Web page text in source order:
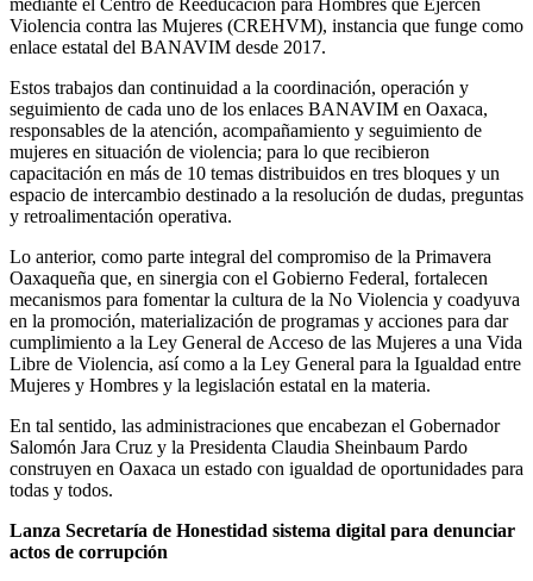
mediante el Centro de Reeducación para Hombres que Ejercen
Violencia contra las Mujeres (CREHVM), instancia que funge como
enlace estatal del BANAVIM desde 2017.
Estos trabajos dan continuidad a la coordinación, operación y
seguimiento de cada uno de los enlaces BANAVIM en Oaxaca,
responsables de la atención, acompañamiento y seguimiento de
mujeres en situación de violencia; para lo que recibieron
capacitación en más de 10 temas distribuidos en tres bloques y un
espacio de intercambio destinado a la resolución de dudas, preguntas
y retroalimentación operativa.
Lo anterior, como parte integral del compromiso de la Primavera
Oaxaqueña que, en sinergia con el Gobierno Federal, fortalecen
mecanismos para fomentar la cultura de la No Violencia y coadyuva
en la promoción, materialización de programas y acciones para dar
cumplimiento a la Ley General de Acceso de las Mujeres a una Vida
Libre de Violencia, así como a la Ley General para la Igualdad entre
Mujeres y Hombres y la legislación estatal en la materia.
En tal sentido, las administraciones que encabezan el Gobernador
Salomón Jara Cruz y la Presidenta Claudia Sheinbaum Pardo
construyen en Oaxaca un estado con igualdad de oportunidades para
todas y todos.
Lanza Secretaría de Honestidad sistema digital para denunciar
actos de corrupción